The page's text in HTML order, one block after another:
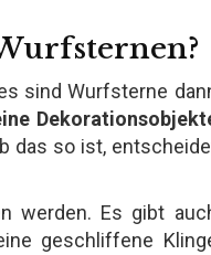
sind Wurfsterne
das so ist,
werden. Es gibt
geschliffene